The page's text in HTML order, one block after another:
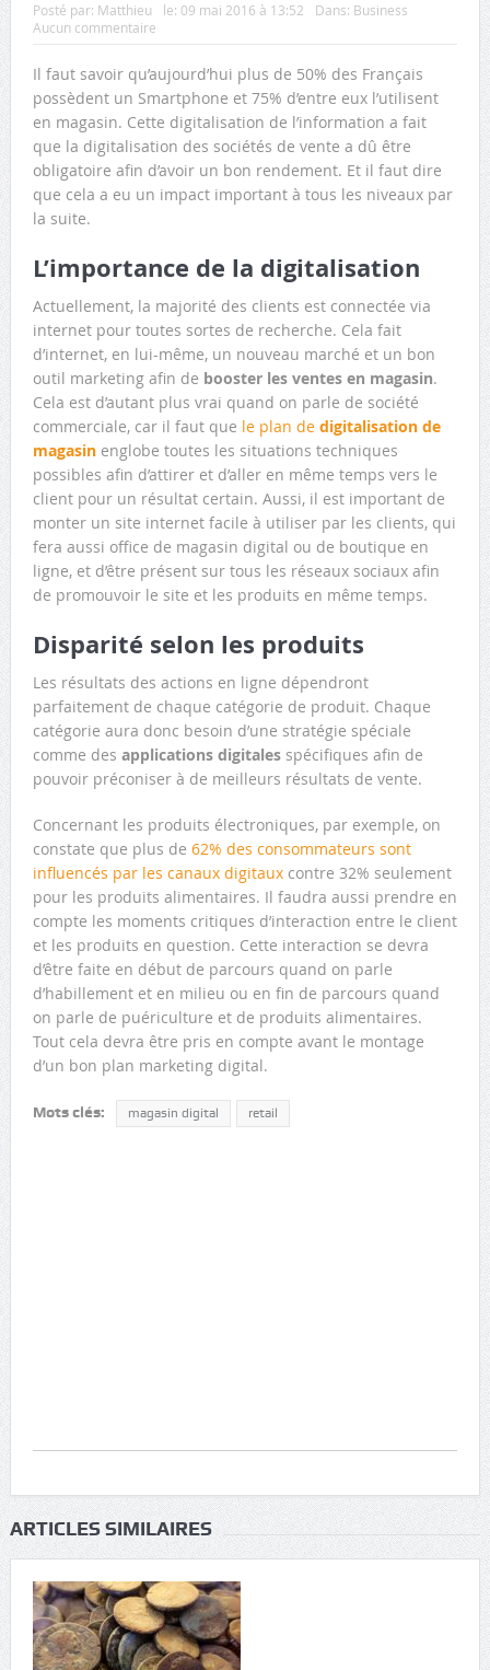
Posté par: Matthieu le: 09 mai 2016 à 13:52 Dans: Business
Aucun commentaire
Il faut savoir qu’aujourd’hui plus de 50% des Français
possèdent un Smartphone et 75% d’entre eux l’utilisent
en magasin. Cette digitalisation de l’information a fait
que la digitalisation des sociétés de vente a dû être
obligatoire afin d’avoir un bon rendement. Et il faut dire
que cela a eu un impact important à tous les niveaux par
la suite.
L’importance de la digitalisation
Actuellement, la majorité des clients est connectée via
internet pour toutes sortes de recherche. Cela fait
d’internet, en lui-même, un nouveau marché et un bon
outil marketing afin de booster les ventes en magasin.
Cela est d’autant plus vrai quand on parle de société
commerciale, car il faut que le plan de digitalisation de
magasinenglobe toutes les situations techniques
possibles afin d’attirer et d’aller en même temps vers le
client pour un résultat certain. Aussi, il est important de
monter un site internet facile à utiliser par les clients, qui
fera aussi office de magasin digital ou de boutique en
ligne, et d’être présent sur tous les réseaux sociaux afin
de promouvoir le site et les produits en même temps.
Disparité selon les produits
Les résultats des actions en ligne dépendront
parfaitement de chaque catégorie de produit. Chaque
catégorie aura donc besoin d’une stratégie spéciale
comme des applications digitalesspécifiques afin de
pouvoir préconiser à de meilleurs résultats de vente.
Concernant les produits électroniques, par exemple, on
constate que plus de 62% des consommateurs sont
influencés par les canaux digitauxcontre 32% seulement
pour les produits alimentaires. Il faudra aussi prendre en
compte les moments critiques d’interaction entre le client
et les produits en question. Cette interaction se devra
d’être faite en début de parcours quand on parle
d’habillement et en milieu ou en fin de parcours quand
on parle de puériculture et de produits alimentaires.
Tout cela devra être pris en compte avant le montage
d’un bon plan marketing digital.
Mots clés: magasin digital retail
ARTICLES SIMILAIRES